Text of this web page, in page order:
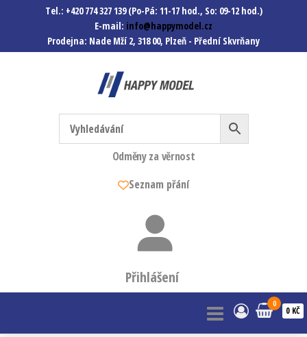
Tel.: +420 774 327 139 (Po-Pá: 11-17 hod., So: 09-12 hod.)
E-mail: info@happymodel.cz
Prodejna: Nade Mží 2, 318 00, Plzeň - Přední Skvrňany
Happymodel.cz
Modely autíček, modelová
železnice, mašinky, vagóny a
mnohem víc.
Odměny za věrnost
Seznam přání
Přihlášení
0
0 KČ